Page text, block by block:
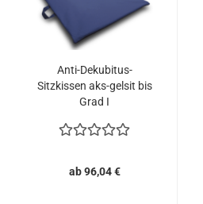
Anti-Dekubitus-
Sitzkissen aks-gelsit bis
Grad I
ab 96,04 €